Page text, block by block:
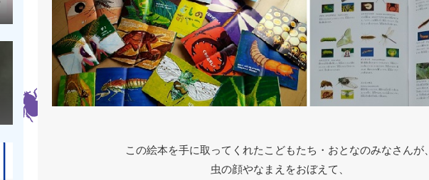
この絵本を手に取ってくれたこどもたち・おとなのみなさんが、
虫の顔やなまえをおぼえて、